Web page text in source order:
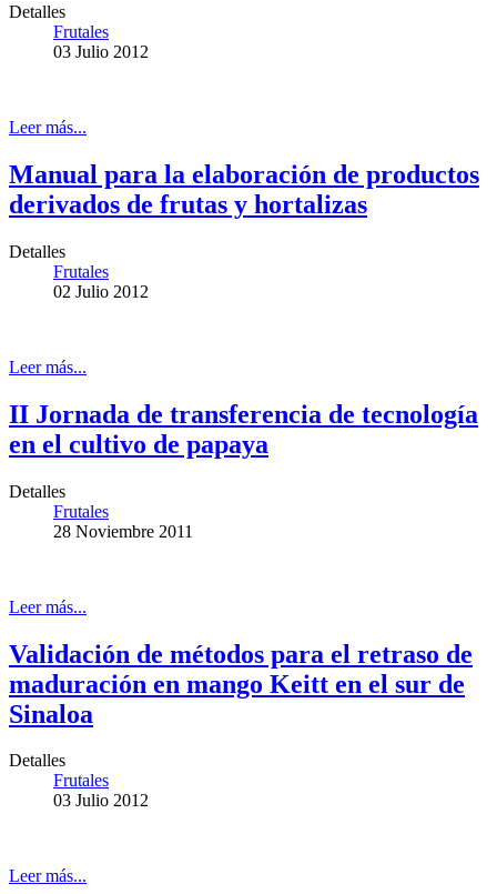
Detalles
Frutales
03 Julio 2012
Leer más...
Manual para la elaboración de productos
derivados de frutas y hortalizas
Detalles
Frutales
02 Julio 2012
Leer más...
II Jornada de transferencia de tecnología
en el cultivo de papaya
Detalles
Frutales
28 Noviembre 2011
Leer más...
Validación de métodos para el retraso de
maduración en mango Keitt en el sur de
Sinaloa
Detalles
Frutales
03 Julio 2012
Leer más...